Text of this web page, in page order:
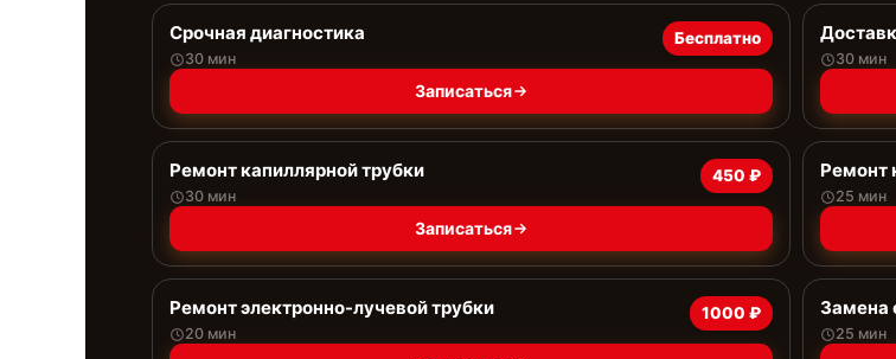
Срочная диагностика
30 мин
Бесплатно
Записаться
30 мин
Ремонт капиллярной трубки
30 мин
450 ₽
Записаться
Ремонт
25 мин
Ремонт электронно-лучевой трубки
20 мин
1000 ₽ Замена
25 мин